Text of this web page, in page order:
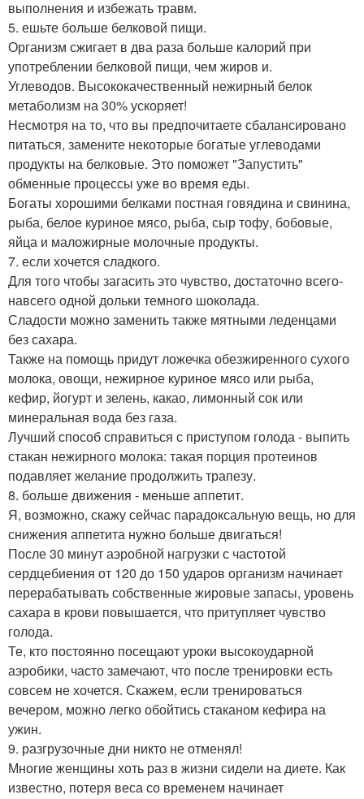
выполнения и избежать травм.
5. ешьте больше белковой пищи.
Организм сжигает в два раза больше калорий при
употреблении белковой пищи, чем жиров и.
Углеводов. Высококачественный нежирный белок
метаболизм на 30% ускоряет!
Несмотря на то, что вы предпочитаете сбалансировано
питаться, замените некоторые богатые углеводами
продукты на белковые. Это поможет "Запустить"
обменные процессы уже во время еды.
Богаты хорошими белками постная говядина и свинина,
рыба, белое куриное мясо, рыба, сыр тофу, бобовые,
яйца и маложирные молочные продукты.
7. если хочется сладкого.
Для того чтобы загасить это чувство, достаточно всего-
навсего одной дольки темного шоколада.
Сладости можно заменить также мятными леденцами
без сахара.
Также на помощь придут ложечка обезжиренного сухого
молока, овощи, нежирное куриное мясо или рыба,
кефир, йогурт и зелень, какао, лимонный сок или
минеральная вода без газа.
Лучший способ справиться с приступом голода - выпить
стакан нежирного молока: такая порция протеинов
подавляет желание продолжить трапезу.
8. больше движения - меньше аппетит.
Я, возможно, скажу сейчас парадоксальную вещь, но для
снижения аппетита нужно больше двигаться!
После 30 минут аэробной нагрузки с частотой
сердцебиения от 120 до 150 ударов организм начинает
перерабатывать собственные жировые запасы, уровень
сахара в крови повышается, что притупляет чувство
голода.
Те, кто постоянно посещают уроки высокоударной
аэробики, часто замечают, что после тренировки есть
совсем не хочется. Скажем, если тренироваться
вечером, можно легко обойтись стаканом кефира на
ужин.
9. разгрузочные дни никто не отменял!
Многие женщины хоть раз в жизни сидели на диете. Как
известно, потеря веса со временем начинает